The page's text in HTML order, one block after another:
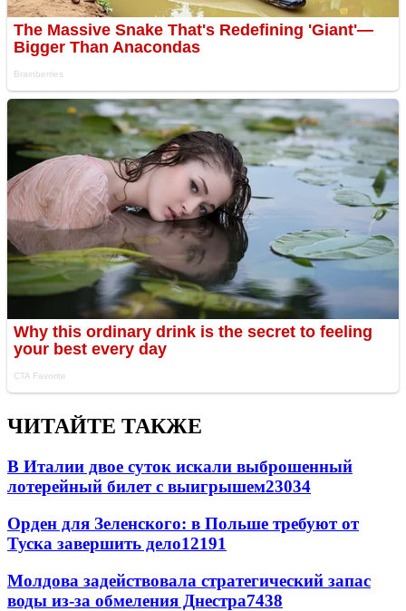
ЧИТАЙТЕ ТАКЖЕ
В Италии двое суток искали выброшенный
лотерейный билет с выигрышем23034
Орден для Зеленского: в Польше требуют от
Туска завершить дело12191
Молдова задействовала стратегический запас
воды из-за обмеления Днестра7438